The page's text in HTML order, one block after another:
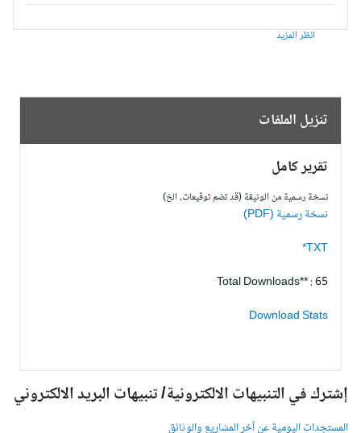
انظر المزيد
تنزيل الملفات
تقرير كامل
نسخة رسمية من الوثيقة (قد تضم توقيعات، الخ)
نسخة رسمية (PDF)
TXT*
Total Downloads** : 65
Download Stats
إشترك في التنبيهات الالكترونية/ تنبيهات البريد الالكتروني
المستجدات اليومية عن آخر المشاريع والوثائق